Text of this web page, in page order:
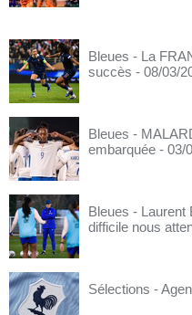
Bleues - La
succès - 08/03/
Bleues -
embarquée - 03/
Bleues -
difficile nous
Sélections -